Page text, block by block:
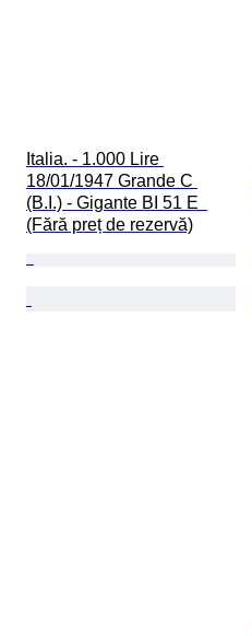
Italia. - 1.000 Lire
18/01/1947 Grande C
(B.I.) - Gigante BI 51 E
(Fără preț de rezervă)